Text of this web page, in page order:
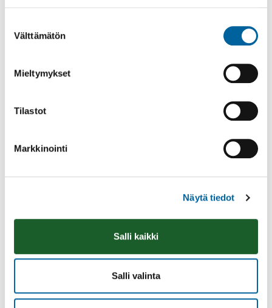
valinta
Välttämätön
Mieltymykset
Tilastot
Markkinointi
Näytä tiedot
Salli kaikki
Salli valinta
Leutolan laavu